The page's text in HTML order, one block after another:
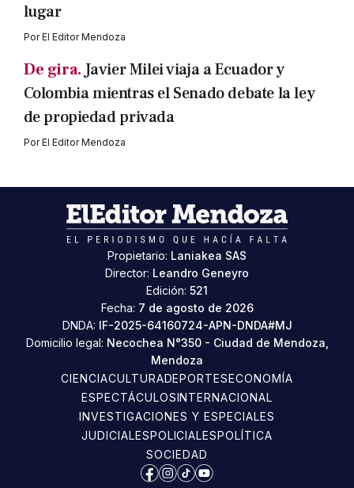
lugar
PorEl Editor Mendoza
De gira. Javier Milei viaja a Ecuador y
Colombia mientras el Senado debate la ley
de propiedad privada
PorEl Editor Mendoza
Propietario: Laniakea SAS
Director: Leandro Geneyro
Edición: 521
Fecha: 7 de agosto de 2026
DNDA: IF-2025-64160724-APN-DNDA#MJ
Domicilio legal: Necochea N°350 - Ciudad de Mendoza,
Mendoza
CIENCIACULTURADEPORTESECONOMÍA
ESPECTÁCULOSINTERNACIONAL
INVESTIGACIONES Y ESPECIALES
JUDICIALESPOLICIALESPOLÍTICA
SOCIEDAD
Facebook
Instagram
TikTokYouTube